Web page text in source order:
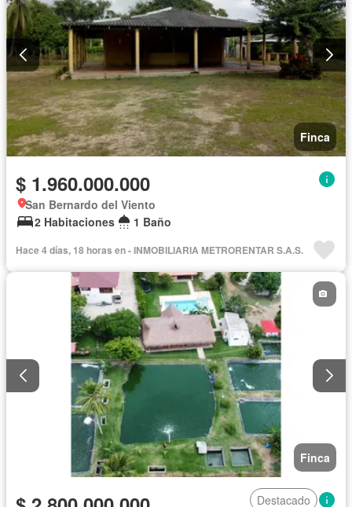
Finca
$ 1.960.000.000
San Bernardo del Viento
2 Habitaciones
1 Baño
Hace 4 días, 18 horas en - INMOBILIARIA METRORENTAR S.A.S.
Finca
Destacado